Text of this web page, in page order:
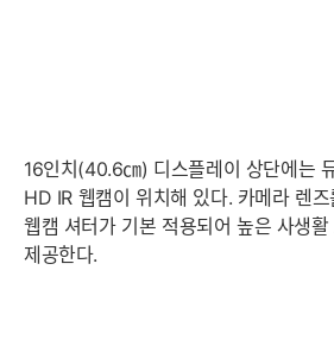
16인치(40.6㎝) 디스플레이 상단에는
HD IR 웹캠이 위치해 있다. 카메라 렌
웹캠 셔터가 기본 적용되어 높은 사생
제공한다.